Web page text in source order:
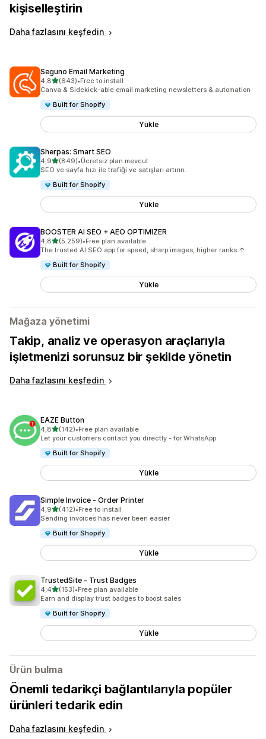
kişiselleştirin
Daha fazlasını keşfedin
Seguno Email Marketing
4,85 yıldız üzerinden
(643)
toplam 643 değerlendirme
•Free to install
Canva & Sidekick-able email marketing newsletters & automation
Built for Shopify
Yükle
Sherpas: Smart SEO
4,95 yıldız üzerinden
(849)
toplam 849 değerlendirme
•Ücretsiz plan mevcut
SEO ve sayfa hızı ile trafiği ve satışları artırın.
Built for Shopify
Yükle
BOOSTER AI SEO + AEO OPTIMIZER
4,85 yıldız üzerinden
(5.259)
toplam 5259 değerlendirme
•Free plan available
The trusted AI SEO app for speed, sharp images, higher ranks ↑
Built for Shopify
Yükle
Mağaza yönetimi
Takip, analiz ve operasyon araçlarıyla
işletmenizi sorunsuz bir şekilde yönetin
Daha fazlasını keşfedin
EAZE Button
4,85 yıldız üzerinden
(142)
toplam 142 değerlendirme
•Free plan available
Let your customers contact you directly - for WhatsApp
Built for Shopify
Yükle
Simple Invoice ‑ Order Printer
4,95 yıldız üzerinden
(412)
toplam 412 değerlendirme
•Free to install
Sending invoices has never been easier.
Built for Shopify
Yükle
TrustedSite ‑ Trust Badges
4,45 yıldız üzerinden
(153)
toplam 153 değerlendirme
•Free plan available
Earn and display trust badges to boost sales
Built for Shopify
Yükle
Ürün bulma
Önemli tedarikçi bağlantılarıyla popüler
ürünleri tedarik edin
Daha fazlasını keşfedin